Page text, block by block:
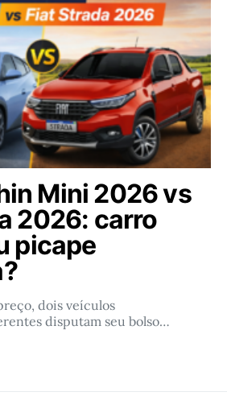
Mini 2026 vs
2026: carro
picape
dois veículos
disputam seu bolso…